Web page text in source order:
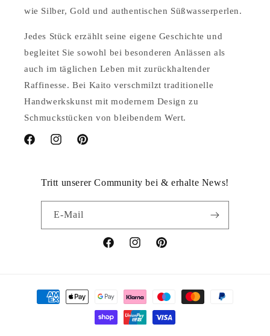
wie Silber, Gold und authentischen Süßwasserperlen.
Jedes Stück erzählt seine eigene Geschichte und
begleitet Sie sowohl bei besonderen Anlässen als
auch im täglichen Leben mit zurückhaltender
Raffinesse. Bei Kaito verschmilzt traditionelle
Handwerkskunst mit modernem Design zu
Schmuckstücken von bleibendem Wert.
FacebookInstagramPinterest
Tritt unserer Community bei & erhalte News!
E-Mail
FacebookInstagramPinterest
Zahlungsmethoden